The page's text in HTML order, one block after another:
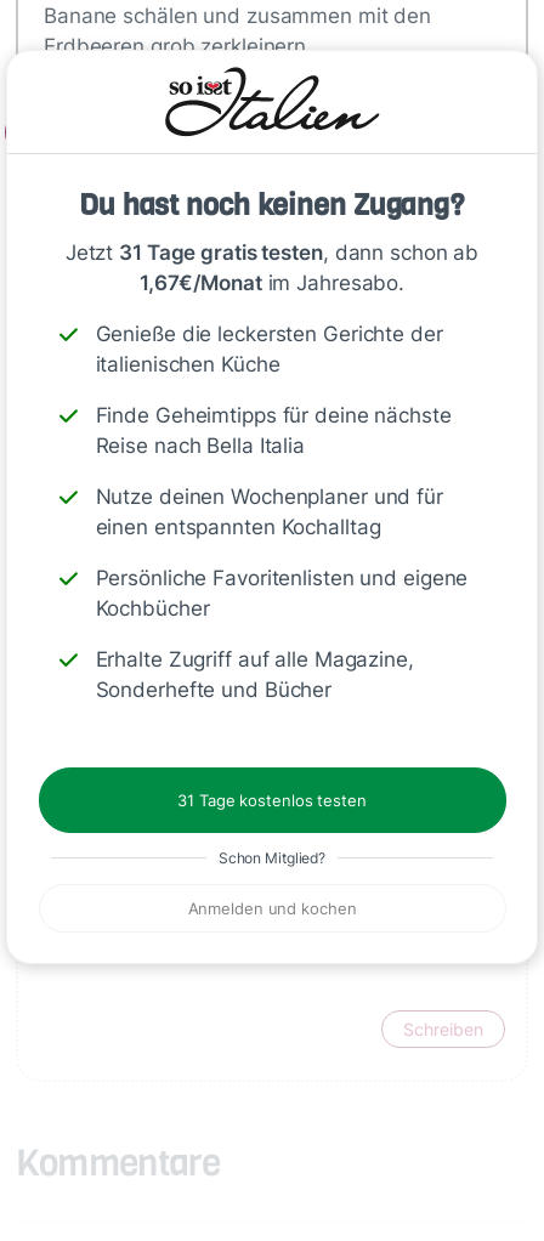
Du hast noch keinen Zugang?
Jetzt 31 Tage gratis testen, dann schon ab
1,67€/Monatim Jahresabo.
Genieße die leckersten Gerichte der
italienischen Küche
Finde Geheimtipps für deine nächste
Reise nach Bella Italia
Nutze deinen Wochenplaner und für
einen entspannten Kochalltag
Persönliche Favoritenlisten und eigene
Kochbücher
Erhalte Zugriff auf alle Magazine,
Sonderhefte und Bücher
31 Tage kostenlos testen
Schon Mitglied?
Anmelden und kochen
Banane schälen und zusammen mit den
Erdbeeren grob zerkleinern.
Tipp
Leckere Variationen
für deinen Erdbeer-
Smoothie
-Mango-Erdbeer-Smoothie:
Mango statt Banane verwenden.
-Grüner Erdbeer-Smoothie: Eine
Handvoll Spinat hinzufügen.
- Erdbeer-Kokos-Smoothie:
Schreiben
Kommentare